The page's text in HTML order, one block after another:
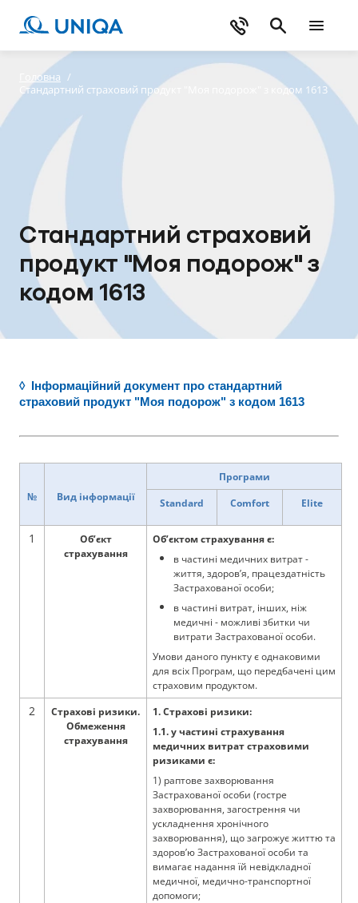
Головна /
Стандартний страховий продукт "Моя подорож" з кодом 1613
Стандартний страховий
продукт "Моя подорож" з
кодом 1613
◊ Інформаційний документ про стандартний
страховий продукт "Моя подорож" з кодом 1613
№ Вид інформації
Програми
Standard
Comfort Elite
1
Об’єкт
страхування
Об’єктом страхування є:
в частині медичних витрат -
життя, здоров’я, працездатність
Застрахованої особи;
в частині витрат, інших, ніж
медичні - можливі збитки чи
витрати Застрахованої особи.
Умови даного пункту є однаковими
для всіх Програм, що передбачені цим
страховим продуктом.
2
Страхові ризики.
Обмеження
страхування
1. Страхові ризики:
1.1. у частині страхування
медичних витрат страховими
ризиками є:
1) раптове захворювання
Застрахованої особи (гостре
захворювання, загострення чи
ускладнення хронічного
захворювання), що загрожує життю та
здоров’ю Застрахованої особи та
вимагає надання їй невідкладної
медичної, медично-транспортної
допомоги;